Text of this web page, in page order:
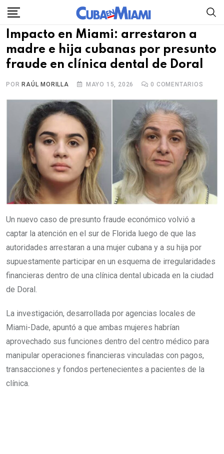
Skip
content
Impacto en Miami: arrestaron a
madre e hija cubanas por presunto
fraude en clínica dental de Doral
POR RAÚL MORILLA MAYO 15, 2026 0 COMENTARIOS
Un nuevo caso de presunto fraude económico volvió a
captar la atención en el sur de Florida luego de que las
autoridades arrestaran a una mujer cubana y a su hija por
supuestamente participar en un esquema de irregularidades
financieras dentro de una clínica dental ubicada en la ciudad
de Doral.
La investigación, desarrollada por agencias locales de
Miami-Dade, apuntó a que ambas mujeres habrían
aprovechado sus funciones dentro del centro médico para
manipular operaciones financieras vinculadas con pagos,
transacciones y fondos pertenecientes a pacientes de la
clínica.